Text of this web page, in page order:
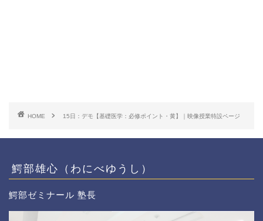
HOME 15日：デモ【基礎医学：必修ポイント・黄】｜映像授業特設ページ
鰐部雄心（わにべゆうし）
鰐部ゼミナール 塾長